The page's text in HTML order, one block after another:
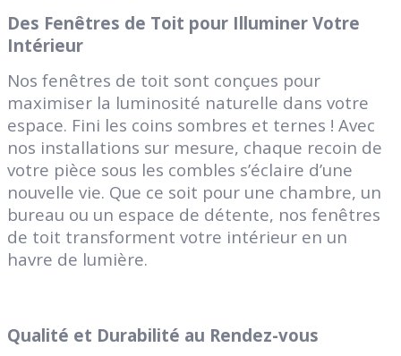
Des Fenêtres de Toit pour Illuminer Votre
Intérieur
Nos fenêtres de toit sont conçues pour
maximiser la luminosité naturelle dans votre
espace. Fini les coins sombres et ternes ! Avec
nos installations sur mesure, chaque recoin de
votre pièce sous les combles s’éclaire d’une
nouvelle vie. Que ce soit pour une chambre, un
bureau ou un espace de détente, nos fenêtres
de toit transforment votre intérieur en un
havre de lumière.
Qualité et Durabilité au Rendez-vous